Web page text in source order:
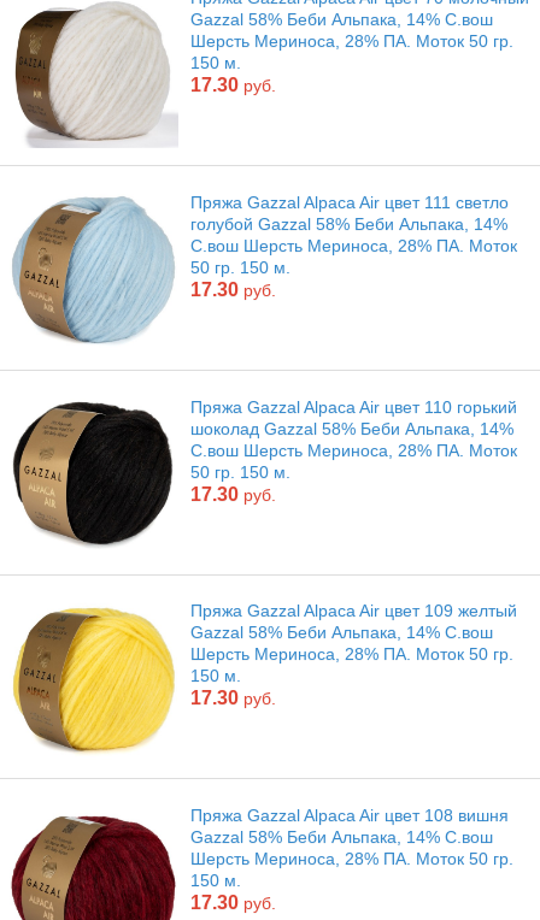
Gazzal 58% Беби Альпака, 14% С.вош
Шерсть Мериноса, 28% ПА. Моток 50 гр.
150 м.
17.30 руб.
Пряжа Gazzal Alpaca Air цвет 111 светло
голубой Gazzal 58% Беби Альпака, 14%
С.вош Шерсть Мериноса, 28% ПА. Моток
50 гр. 150 м.
17.30 руб.
Пряжа Gazzal Alpaca Air цвет 110 горький
шоколад Gazzal 58% Беби Альпака, 14%
С.вош Шерсть Мериноса, 28% ПА. Моток
50 гр. 150 м.
17.30 руб.
Пряжа Gazzal Alpaca Air цвет 109 желтый
Gazzal 58% Беби Альпака, 14% С.вош
Шерсть Мериноса, 28% ПА. Моток 50 гр.
150 м.
17.30 руб.
Пряжа Gazzal Alpaca Air цвет 108 вишня
Gazzal 58% Беби Альпака, 14% С.вош
Шерсть Мериноса, 28% ПА. Моток 50 гр.
150 м.
17.30 руб.